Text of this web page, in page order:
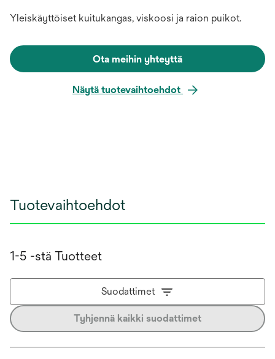
Yleiskäyttöiset kuitukangas, viskoosi ja raion puikot.
Ota meihin yhteyttä
Näytä tuotevaihtoehdot
Tuotevaihtoehdot
1-5 -stä Tuotteet
Suodattimet
Tyhjennä kaikki suodattimet